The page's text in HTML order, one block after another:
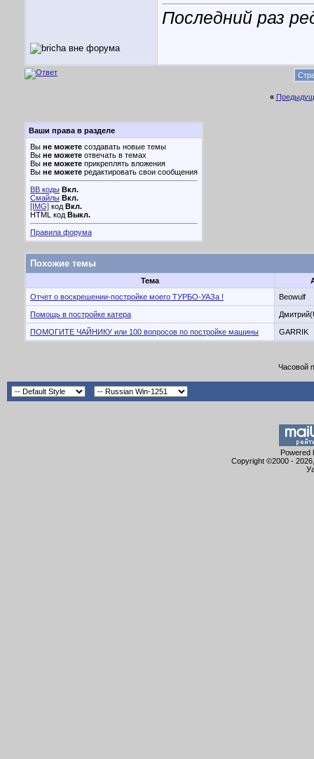
Последний раз
«
Ваши права в разделе
Вы не можете создавать новые темы
Вы не можете отвечать в темах
Вы не можете прикреплять вложения
Вы не можете редактировать свои сообщения
BB коды Вкл.
Смайлы Вкл.
[IMG] код Вкл.
HTML код Выкл.
Правила форума
Похожие темы
Тема
Отчет о воскрешении-постройке моего ТУРБО-УАЗа !
Beowulf
Помощь в постройке катера
ПОМОГИТЕ ЧАЙНИКУ или 100 вопросов по постройке машины GARRIK
Часовой
Powered
Copyright ©2000 -